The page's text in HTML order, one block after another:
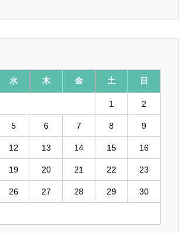
水 木 金 土 日
1 2
5 6 7 8 9
12 13 14 15 16
19 20 21 22 23
26 27 28 29 30